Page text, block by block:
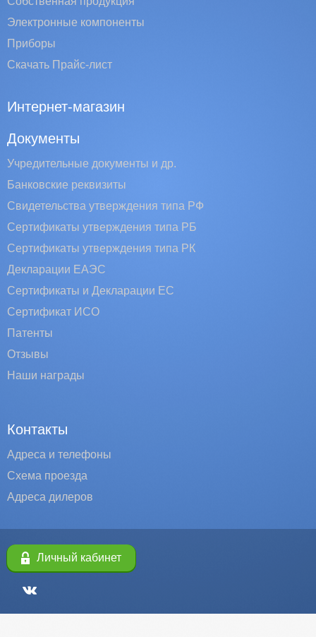
Электронные компоненты
Приборы
Скачать Прайс-лист
Интернет-магазин
Документы
Учредительные документы и др.
Банковские реквизиты
Свидетельства утверждения типа РФ
Сертификаты утверждения типа РБ
Сертификаты утверждения типа РК
Декларации ЕАЭС
Сертификаты и Декларации EC
Сертификат ИСО
Патенты
Отзывы
Наши награды
Контакты
Адреса и телефоны
Схема проезда
Адреса дилеров
Личный кабинет